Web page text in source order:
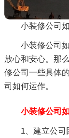
小装修公司
小装修公司
放心和安心。那
修公司一些具体
司如何运作。
小装修公司如
1、建立公司